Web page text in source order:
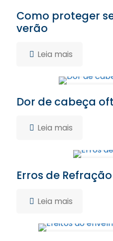
Como proteger
verão
Leia mais
Dor de cabeça
Leia mais
Erros de Refração
Leia mais